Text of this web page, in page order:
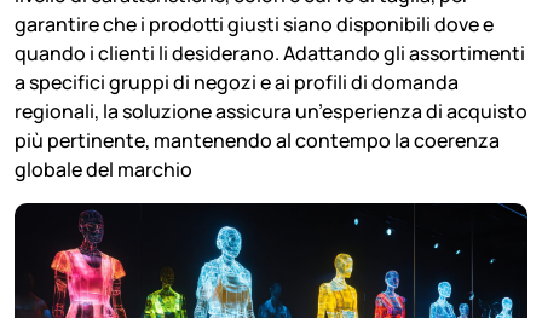
garantire che i prodotti giusti siano disponibili dove e
quando i clienti li desiderano. Adattando gli assortimenti
a specifici gruppi di negozi e ai profili di domanda
regionali, la soluzione assicura un’esperienza di acquisto
più pertinente, mantenendo al contempo la coerenza
globale del marchio